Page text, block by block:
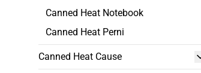
Canned Heat Notebook
Canned Heat Perni
Canned Heat Cause